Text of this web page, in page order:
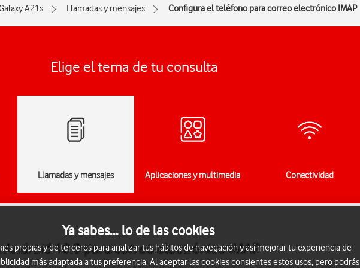
A21s Llamadas y mensajes Configura el teléfono para correo electrónico IMAP
Elige el tema de tu consulta
Llamadas y mensajes Aplicaciones y multimedia Conectividad
10.0 para correo electrónico IMAP
Ya sabes... lo de las cookies
propias y de terceros para analizar tus hábitos de navegación y así mejorar tu experiencia de
más adaptada a tus preferencia. Al aceptar las cookies consientes estos usos, pero podrás